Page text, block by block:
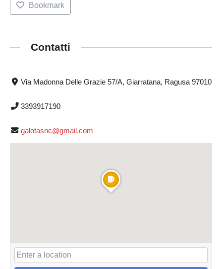
Bookmark
Contatti
Via Madonna Delle Grazie 57/A, Giarratana, Ragusa 97010
3393917190
galotasnc@gmail.com